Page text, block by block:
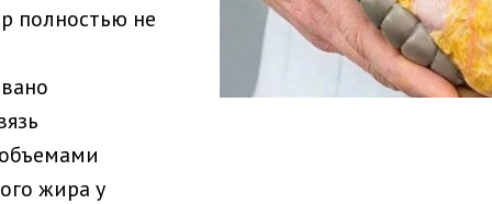
полностью не
жира у